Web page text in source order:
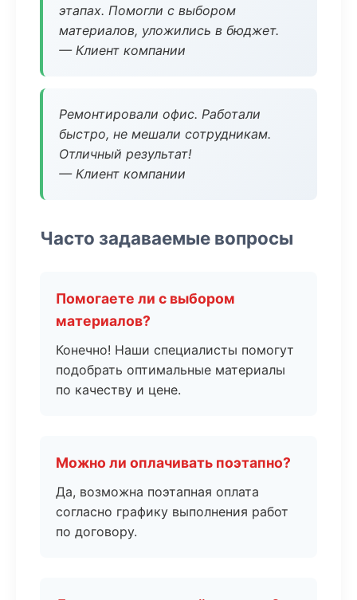
этапах. Помогли с выбором
материалов, уложились в бюджет.
— Клиент компании
Ремонтировали офис. Работали
быстро, не мешали сотрудникам.
Отличный результат!
— Клиент компании
Часто задаваемые вопросы
Помогаете ли с выбором
материалов?
Конечно! Наши специалисты помогут
подобрать оптимальные материалы
по качеству и цене.
Можно ли оплачивать поэтапно?
Да, возможна поэтапная оплата
согласно графику выполнения работ
по договору.